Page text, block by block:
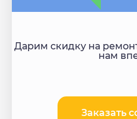
Дарим скидку на
нам
Заказать